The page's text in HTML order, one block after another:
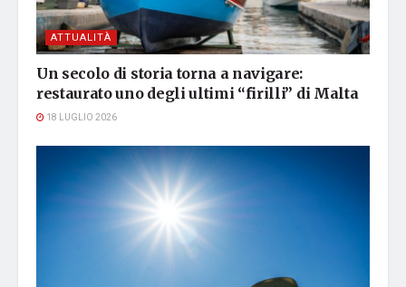
ATTUALITÀ
Un secolo di storia torna a navigare:
restaurato uno degli ultimi “firilli” di Malta
18 LUGLIO 2026